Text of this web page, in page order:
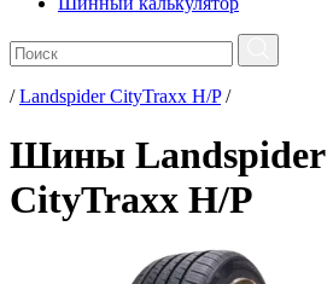
/Landspider CityTraxx H/P /
Шины Landspider
CityTraxx H/P